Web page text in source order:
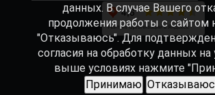
данных. В случае Вашего
продолжения работы с сайтом
"Отказываюсь". Для
согласия на обработку данных на
выше условиях нажмите
Принимаю